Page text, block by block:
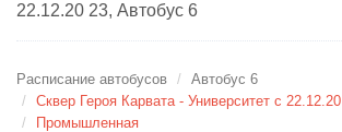
22.12.20 23, Автобус 6
Расписание автобусов
Автобус 6
Сквер Героя Карвата - Университет с
Промышленная